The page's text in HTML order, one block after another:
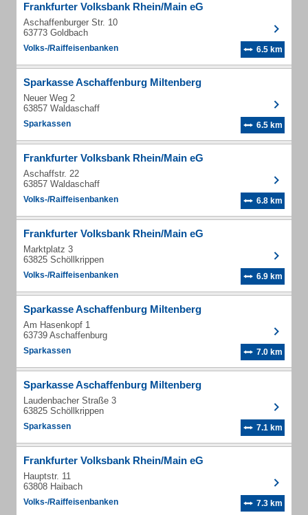
Frankfurter Volksbank Rhein/Main eG
Aschaffenburger Str. 10
63773 Goldbach
Volks-/Raiffeisenbanken 6.5 km
Sparkasse Aschaffenburg Miltenberg
Neuer Weg 2
63857 Waldaschaff
Sparkassen 6.5 km
Frankfurter Volksbank Rhein/Main eG
Aschaffstr. 22
63857 Waldaschaff
Volks-/Raiffeisenbanken 6.8 km
Frankfurter Volksbank Rhein/Main eG
Marktplatz 3
63825 Schöllkrippen
Volks-/Raiffeisenbanken 6.9 km
Sparkasse Aschaffenburg Miltenberg
Am Hasenkopf 1
63739 Aschaffenburg
Sparkassen 7.0 km
Sparkasse Aschaffenburg Miltenberg
Laudenbacher Straße 3
63825 Schöllkrippen
Sparkassen 7.1 km
Frankfurter Volksbank Rhein/Main eG
Hauptstr. 11
63808 Haibach
Volks-/Raiffeisenbanken 7.3 km